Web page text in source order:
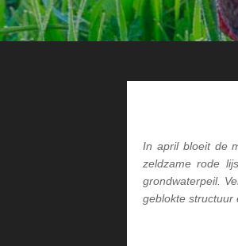
In april bloeit de
zeldzame rode
grondwaterpeil.
geblokte structuur